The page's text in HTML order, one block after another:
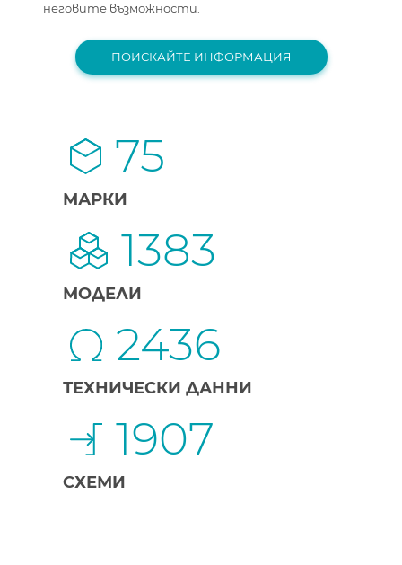
неговите възможности.
ПОИСКАЙТЕ ИНФОРМАЦИЯ
75
МАРКИ
1383
МОДЕЛИ
2436
ТЕХНИЧЕСКИ ДАННИ
1907
СХЕМИ